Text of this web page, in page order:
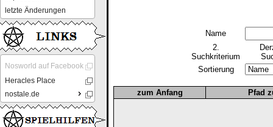
letzte Änderungen
Nosworld auf Facebook
Heracles Place
nostale.de
Name
2.
Suchkriterium
Sortierung
zum Anfang Pfad